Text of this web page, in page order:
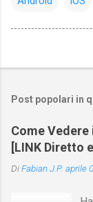
Post popolari in
Come
[LINK Diretto
DiFabian J.P. aprile